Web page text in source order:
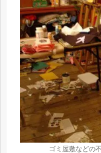
ゴミ屋敷などの